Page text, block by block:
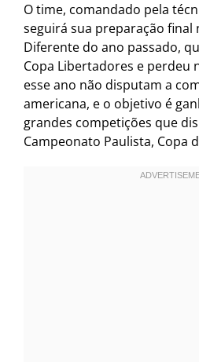
O time, comandado pela
seguirá sua preparação final
Diferente do ano passado,
Copa Libertadores e perdeu
esse ano não disputam a
americana, e o objetivo é
grandes competições que
Campeonato Paulista, Copa